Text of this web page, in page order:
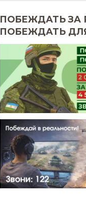
ПОБЕЖДАТЬ ЗА
ПОБЕЖДАТЬ